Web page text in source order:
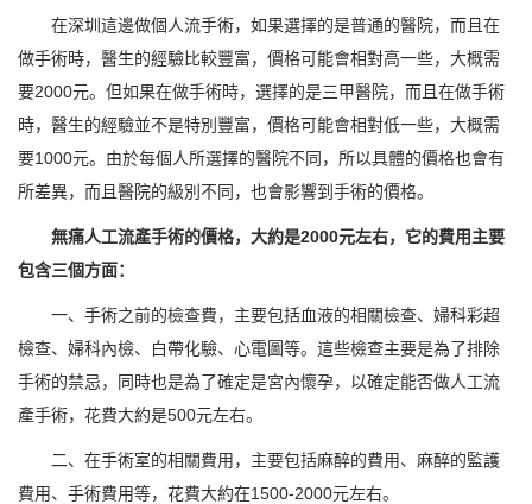
在深圳這邊做個人流手術，如果選擇的是普通的醫院，而且在
做手術時，醫生的經驗比較豐富，價格可能會相對高一些，大概需
要2000元。但如果在做手術時，選擇的是三甲醫院，而且在做手術
時，醫生的經驗並不是特別豐富，價格可能會相對低一些，大概需
要1000元。由於每個人所選擇的醫院不同，所以具體的價格也會有
所差異，而且醫院的級別不同，也會影響到手術的價格。
無痛人工流產手術的價格，大約是2000元左右，它的費用主要
包含三個方面：
一、手術之前的檢查費，主要包括血液的相關檢查、婦科彩超
檢查、婦科內檢、白帶化驗、心電圖等。這些檢查主要是為了排除
手術的禁忌，同時也是為了確定是宮內懷孕，以確定能否做人工流
產手術，花費大約是500元左右。
二、在手術室的相關費用，主要包括麻醉的費用、麻醉的監護
費用、手術費用等，花費大約在1500-2000元左右。